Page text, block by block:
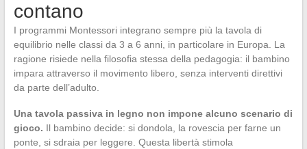
contano
I programmi Montessori integrano sempre più la tavola di
equilibrio nelle classi da 3 a 6 anni, in particolare in Europa. La
ragione risiede nella filosofia stessa della pedagogia: il bambino
impara attraverso il movimento libero, senza interventi direttivi
da parte dell’adulto.
Una tavola passiva in legno non impone alcuno scenario di
gioco. Il bambino decide: si dondola, la rovescia per farne un
ponte, si sdraia per leggere. Questa libertà stimola